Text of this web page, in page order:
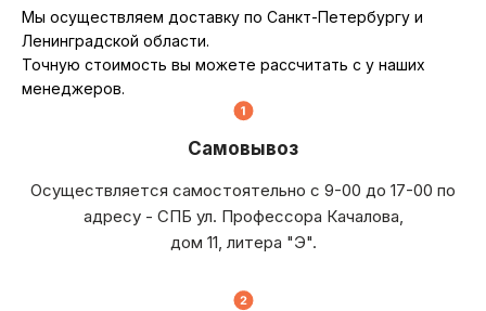
Мы осуществляем доставку по Санкт-Петербургу и
Ленинградской области.
Точную стоимость вы можете рассчитать с у наших
менеджеров.
Самовывоз
Осуществляется самостоятельно с 9-00 до 17-00 по
адресу - СПБ ул. Профессора Качалова,
дом 11, литера "Э".